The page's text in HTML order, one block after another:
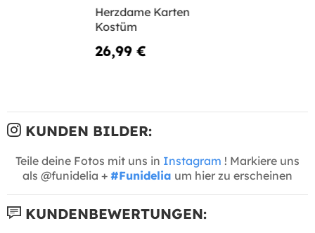
Herzdame Karten
Kostüm
26,99 €
KUNDEN BILDER:
Teile deine Fotos mit uns in Instagram ! Markiere uns
als @funidelia + #Funidelia um hier zu erscheinen
KUNDENBEWERTUNGEN: